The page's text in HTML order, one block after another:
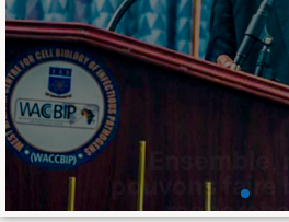
Le Laboratoire fait partie
𝐂𝐨𝐥𝐥𝐞̀𝐠𝐞 𝐝𝐞𝐬 𝐛𝐨𝐮𝐫𝐬𝐢𝐞𝐫𝐬
𝐝𝐢𝐬𝐭𝐢𝐧𝐠𝐮𝐞́𝐬 𝐝𝐞 𝐥𝐚 𝐒𝐨𝐜𝐢𝐞́𝐭𝐞́
𝐦𝐞́𝐝𝐞𝐜𝐢𝐧𝐞 𝐭𝐫𝐨𝐩𝐢𝐜𝐚𝐥𝐞 𝐞𝐭
Professeur
En savoir